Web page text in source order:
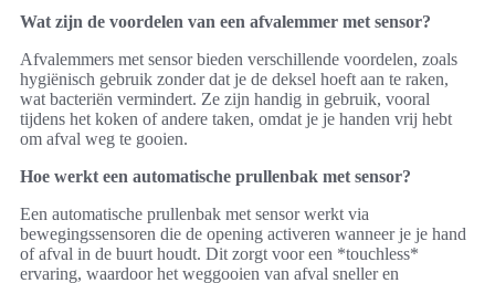
Wat zijn de voordelen van een afvalemmer met sensor?
Afvalemmers met sensor bieden verschillende voordelen, zoals
hygiënisch gebruik zonder dat je de deksel hoeft aan te raken,
wat bacteriën vermindert. Ze zijn handig in gebruik, vooral
tijdens het koken of andere taken, omdat je je handen vrij hebt
om afval weg te gooien.
Hoe werkt een automatische prullenbak met sensor?
Een automatische prullenbak met sensor werkt via
bewegingssensoren die de opening activeren wanneer je je hand
of afval in de buurt houdt. Dit zorgt voor een *touchless*
ervaring, waardoor het weggooien van afval sneller en